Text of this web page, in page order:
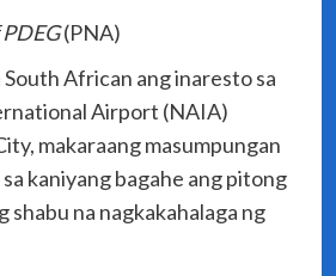
(PNA)
South African ang inaresto sa
Airport (NAIA)
makaraang masumpungan
kaniyang bagahe ang pitong
shabu na nagkakahalaga ng